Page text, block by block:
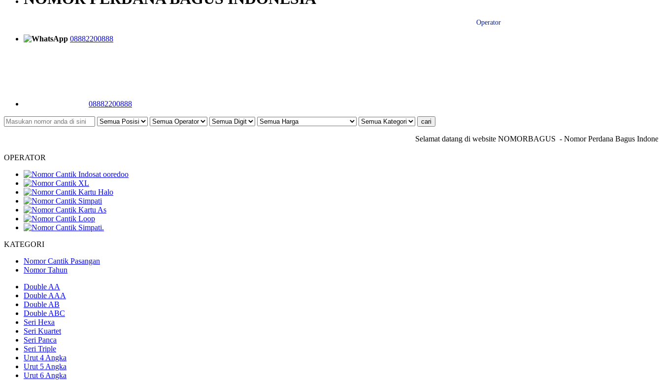
Operator
08882200888
08882200888
Selamat datang di website NOMORBAGUS - Nomor Perdana BagusIndonesia- Info
OPERATOR
KATEGORI
Nomor Cantik Pasangan
Nomor Tahun
Double AA
Double AAA
Double AB
Double ABC
Seri Hexa
Seri Kuartet
Seri Panca
Seri Triple
Urut 4 Angka
Urut 5 Angka
Urut 6 Angka